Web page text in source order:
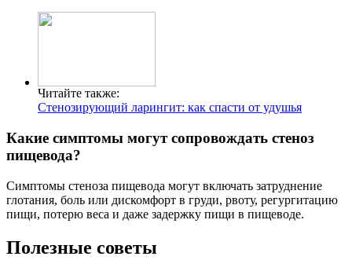
Читайте также:
Стенозирующий ларингит: как спасти от удушья
Какие симптомы могут сопровождать стеноз
пищевода?
Симптомы стеноза пищевода могут включать затруднение
глотания, боль или дискомфорт в груди, рвоту, регургитацию
пищи, потерю веса и даже задержку пищи в пищеводе.
Полезные советы